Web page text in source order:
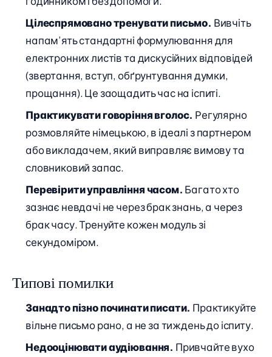
Цілеспрямовано тренувати письмо. Вивчіть
напам’ять стандартні формулювання для
електронних листів та дискусійних відповідей
(звертання, вступ, обґрунтування думки,
прощання). Це заощадить час на іспиті.
Практикувати говоріння вголос. Регулярно
розмовляйте німецькою, в ідеалі з партнером
або викладачем, який виправляє вимову та
словниковий запас.
Перевірити управління часом. Багато хто
зазнає невдачі не через брак знань, а через
брак часу. Тренуйте кожен модуль зі
секундоміром.
Типові помилки
Занадто пізно починати писати. Практикуйте
вільне письмо рано, а не за тиждень до іспиту.
Недооцінювати аудіювання. Привчайте вухо